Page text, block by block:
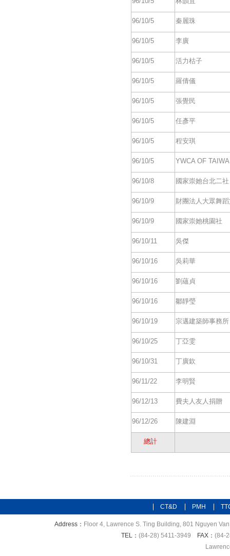
96/10/5 秦麗珠
96/10/5 李廣
96/10/5 活力枯子
96/10/5 羅倩儀
96/10/5 張覺民
96/10/5 任彥平
96/10/5 程安琪
96/10/5 YWCA OF
96/10/8 國家崇她台北二社
96/10/9 財團法人大眾舞
96/10/9 國家崇她桃園社
96/10/11 吳傑
96/10/16 吳莉華
96/10/16 劉蘊貞
96/10/16 鄒靜瑩
96/10/19 宗邁建築師事務所
96/10/25 丁亞雯
96/10/31 丁廣欽
96/11/22 李明賢
96/12/13 費夫人友人捐贈
96/12/26 陳建淵
總計
CT&D PMH
Address： Floor 4, Lawrence S. Ting Building, 801 Nguyen
TEL： (84-28) 5411-3949 FAX： (84-